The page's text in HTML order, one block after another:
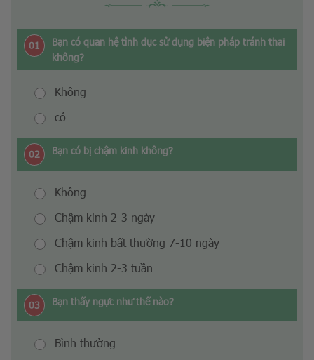
01
Bạn có quan hệ tình dục sử dụng biện pháp tránh thai
không?
Không
có
02 Bạn có bị chậm kinh không?
Không
Chậm kinh 2-3 ngày
Chậm kinh bất thường 7-10 ngày
Chậm kinh 2-3 tuần
03 Bạn thấy ngực như thế nào?
Bình thường